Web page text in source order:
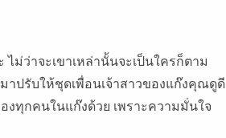
ม่ว่าจะเขาเหล่านั้นจะเป็นใครก็ตาม
าปรับให้ชุดเพื่อนเจ้าสาวของแก๊งคุณดูดี
ทุกคนในแก๊งด้วย เพราะความมั่นใจ